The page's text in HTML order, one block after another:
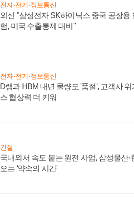
전자·전기·정보통신
외신 "삼성전자 SK하이닉스 중국 공장용
험, 미국 수출통제 대비"
전자·전기·정보통신
D램과 HBM 내년 물량도 '품절', 고객사
스 협상력 더 키워
건설
국내외서 속도 붙는 원전 사업, 삼성물산
오는 '약속의 시간'